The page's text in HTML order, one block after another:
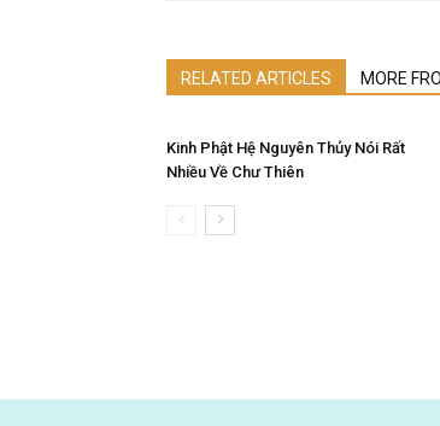
RELATED ARTICLES MORE
Kinh Phật Hệ Nguyên Thủy Nói Rất
Nhiều Về Chư Thiên